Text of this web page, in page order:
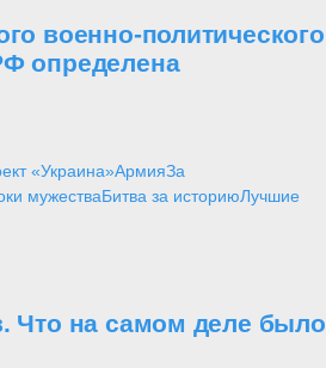
военно-политического
определена
«Украина»АрмияЗа
мужестваБитва за историюЛучшие
Что на самом деле было